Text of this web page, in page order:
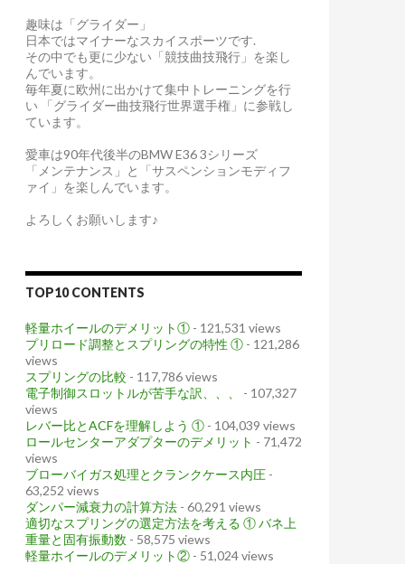
趣味は「グライダー」
日本ではマイナーなスカイスポーツです.
その中でも更に少ない「競技曲技飛行」を楽し
んでいます。
毎年夏に欧州に出かけて集中トレーニングを行
い 「グライダー曲技飛行世界選手権」に参戦し
ています。
愛車は90年代後半のBMW E36 3シリーズ
「メンテナンス」と「サスペンションモディフ
ァイ」を楽しんでいます。
よろしくお願いします♪
TOP10 CONTENTS
軽量ホイールのデメリット① - 121,531 views
プリロード調整とスプリングの特性 ① - 121,286
views
スプリングの比較 - 117,786 views
電子制御スロットルが苦手な訳、、、
- 107,327
views
レバー比とACFを理解しよう ① - 104,039 views
ロールセンターアダプターのデメリット - 71,472
views
ブローバイガス処理とクランクケース内圧 -
63,252 views
ダンパー減衰力の計算方法 - 60,291 views
適切なスプリングの選定方法を考える ① バネ上
重量と固有振動数 - 58,575 views
軽量ホイールのデメリット② - 51,024 views